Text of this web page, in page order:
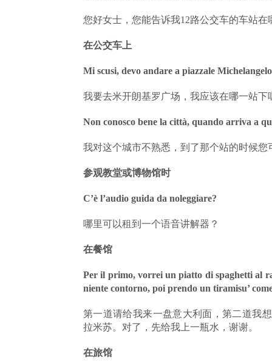
您好女士，您能告诉我12路公交车的车站在
在公交车上
Mi scusi, devo andare a piazzale
我要去米开朗基罗广场，我应该在哪一站下
Non conosco bene la città, quando arriva a
我对这个城市不熟悉，到了那个站的时候您
参观教堂或博物馆时
C’è l’audio guida da noleggiare?
哪里可以租到一个语音讲解器？
在餐馆
Per il primo, vorrei un piatto di spaghetti al
niente contorno, poi prendo un tiramisu’
第一道请给我来一盘意大利面，第二道我
拉米苏。对了，先给我上一瓶水，谢谢。
在旅馆